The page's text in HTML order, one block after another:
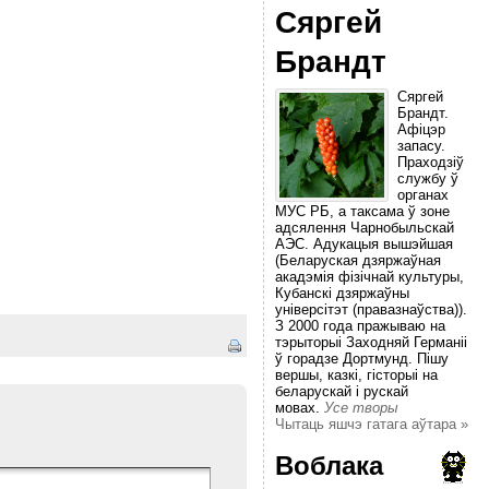
Сяргей
Брандт
Сяргей
Брандт.
Афіцэр
запасу.
Праходзіў
службу ў
органах
МУС РБ, а таксама ў зоне
адсялення Чарнобыльскай
АЭС. Адукацыя вышэйшая
(Беларуская дзяржаўная
акадэмія фізічнай культуры,
Кубанскі дзяржаўны
універсітэт (правазнаўства)).
З 2000 года пражываю на
тэрыторыі Заходняй Германіі
ў горадзе Дортмунд. Пішу
вершы, казкі, гісторыі на
беларускай і рускай
мовах. Усе творы
Чытаць яшчэ гатага аўтара »
Воблака